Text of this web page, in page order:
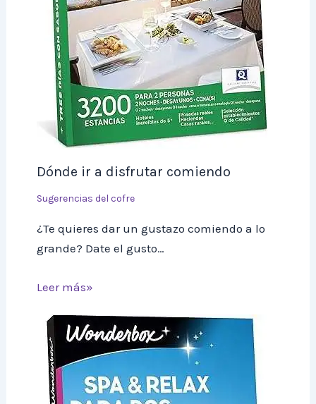
Dónde ir a disfrutar comiendo
Sugerencias del cofre
¿Te quieres dar un gustazo comiendo a lo
grande? Date el gusto…
Leer más»